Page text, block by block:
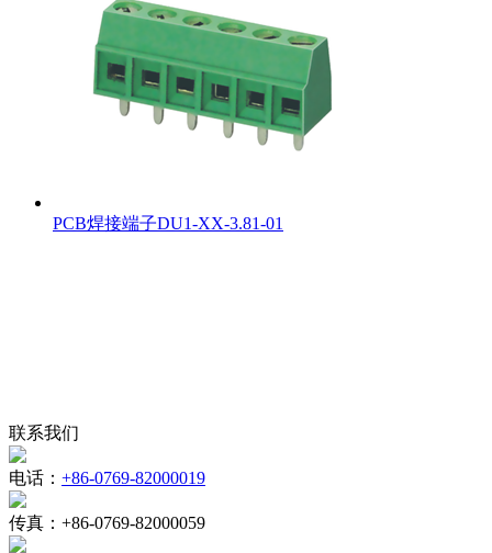
PCB焊接端子DU1-XX-3.81-01
联系我们
电话： +86-0769-82000019
传真： +86-0769-82000059